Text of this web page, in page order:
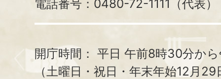
電話番号：0480-72-1111（代表）
開庁時間： 平日 午前8時30分か
（土曜日・祝日・年末年始12月